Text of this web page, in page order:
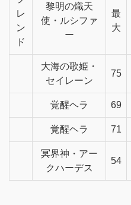
レ
ン
ド
黎明の熾天
使・ルシファ
ー
最
大
大海の歌姫・
セイレーン
75
覚醒ヘラ 69
覚醒ヘラ 71
冥界神・アー
クハーデス
54